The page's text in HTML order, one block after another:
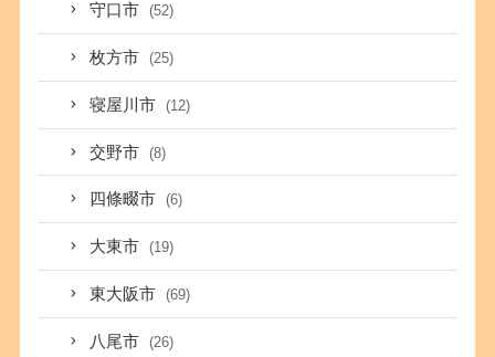
守口市 (52)
枚方市 (25)
寝屋川市 (12)
交野市 (8)
四條畷市 (6)
大東市 (19)
東大阪市 (69)
八尾市 (26)